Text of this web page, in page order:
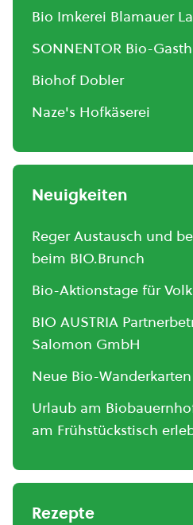
Bio Imkerei Blamauer
SONNENTOR Bio-
Biohof Dobler
Naze's Hofkäserei
Neuigkeiten
Reger Austausch und
beim BIO.Brunch
Bio-Aktionstage für
BIO AUSTRIA
Salomon GmbH
Neue Bio-
Urlaub am
am Frühstückstisch
Rezepte